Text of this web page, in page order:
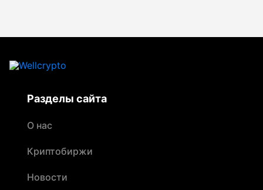
Разделы сайта
О нас
Криптобиржи
Новости